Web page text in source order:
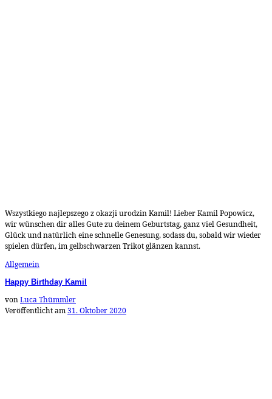
Wszystkiego najlepszego z okazji urodzin Kamil! Lieber Kamil Popowicz,
wir wünschen dir alles Gute zu deinem Geburtstag, ganz viel Gesundheit,
Glück und natürlich eine schnelle Genesung, sodass du, sobald wir wieder
spielen dürfen, im gelbschwarzen Trikot glänzen kannst.
Allgemein
Happy Birthday Kamil
vonLuca Thümmler
Veröffentlicht am31. Oktober 2020